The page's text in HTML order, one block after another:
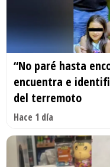
“No paré hasta
encuentra e
del terremoto
Hace 1 día